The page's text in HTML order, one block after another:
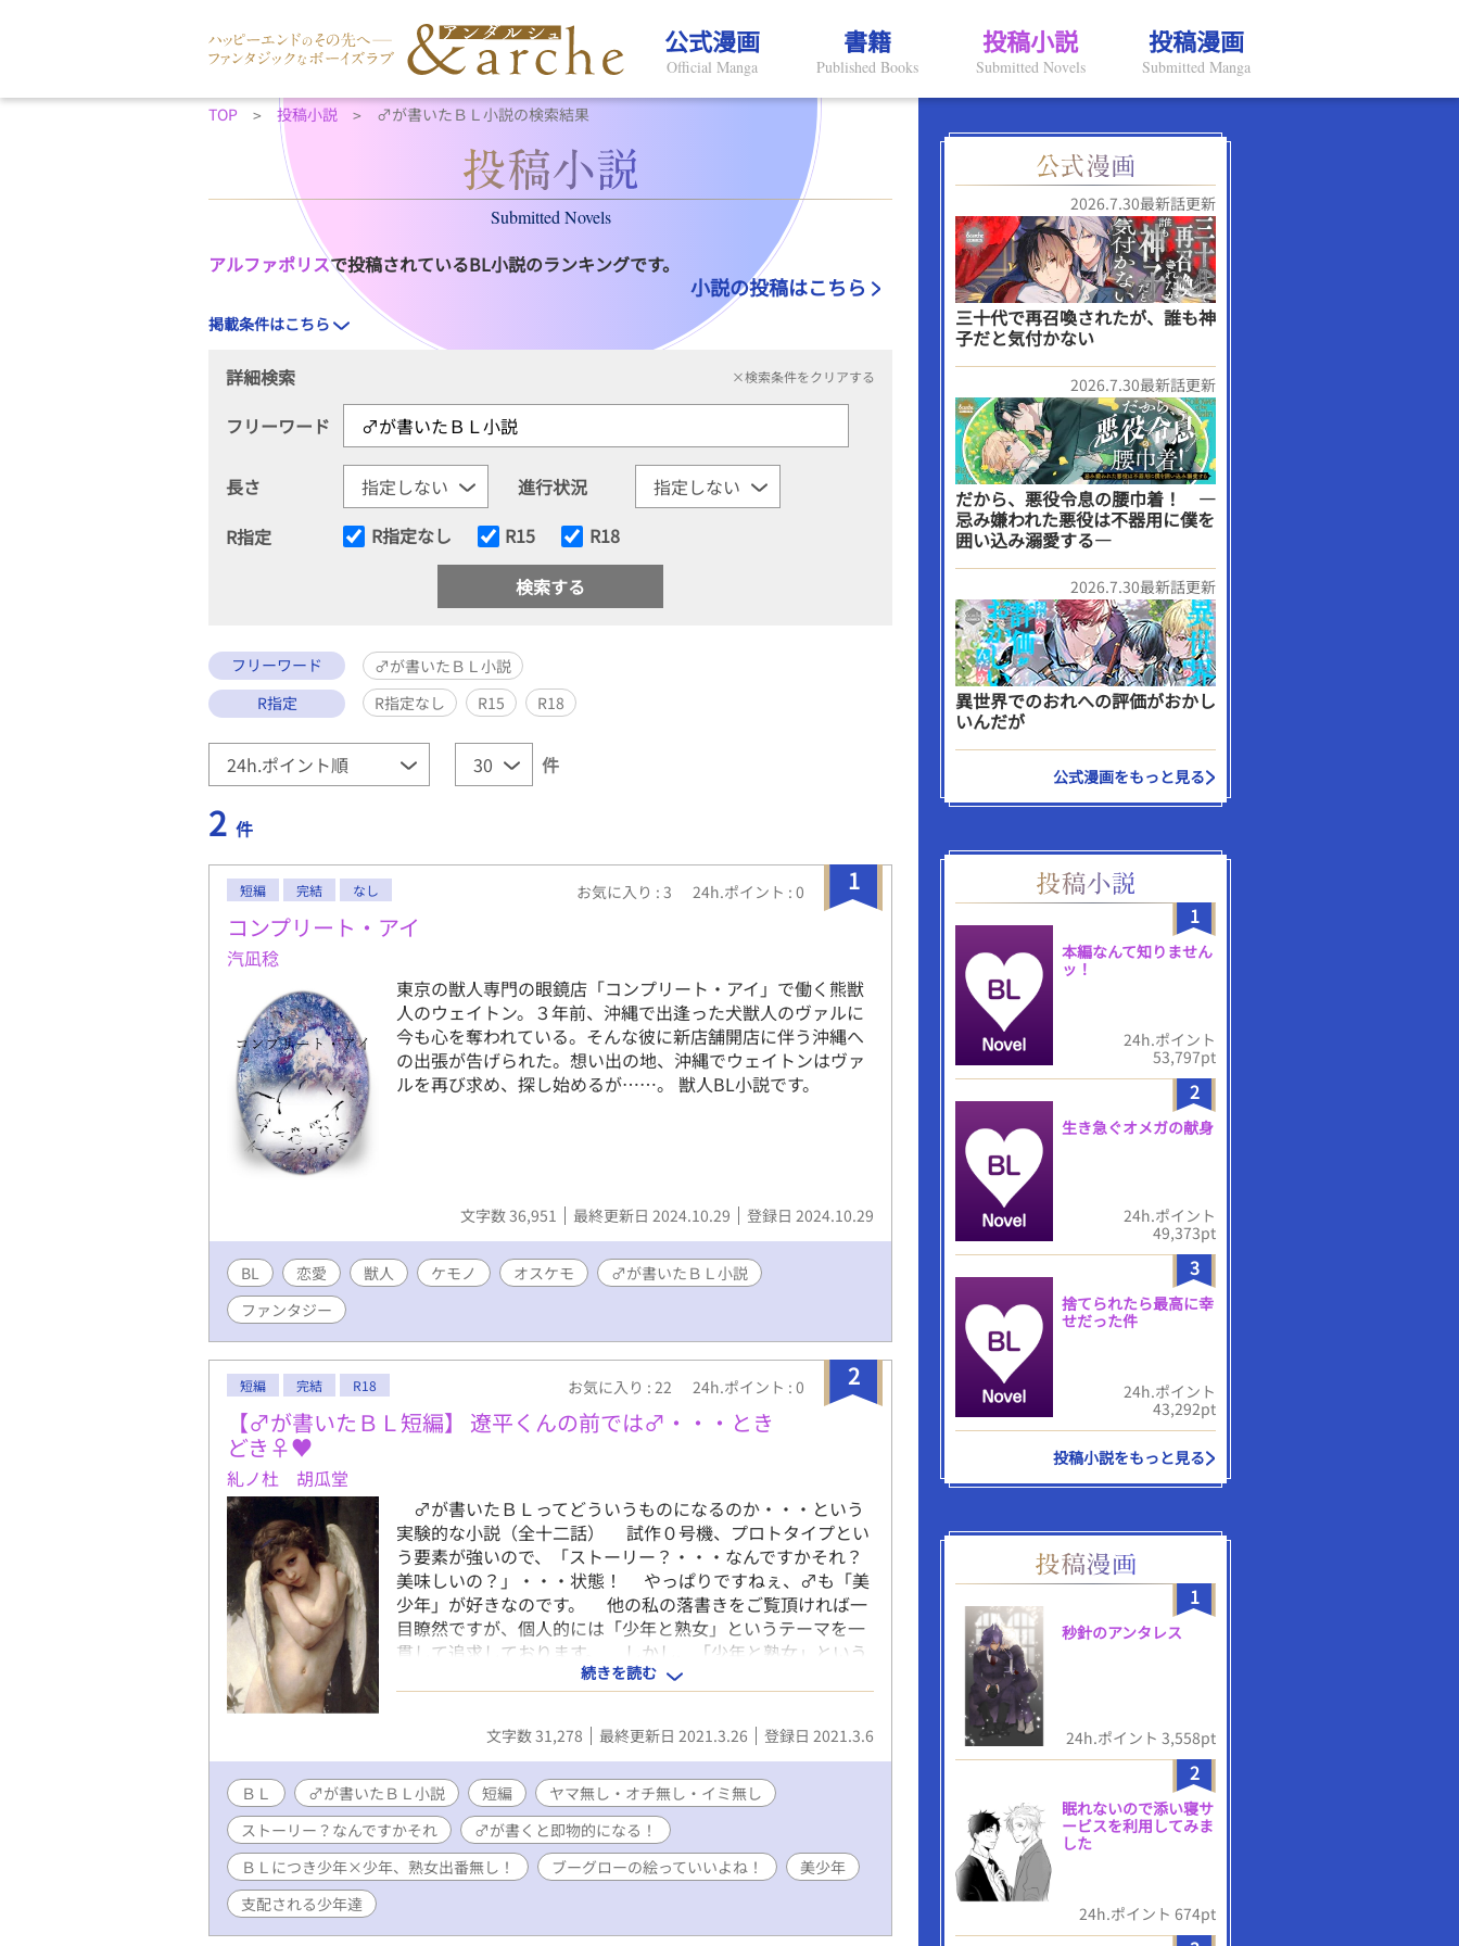
公式漫画
Official Manga
書籍
Published Books
投稿小説
Submitted Novels
投稿漫画
Submitted Manga
TOP 投稿小説 ♂が書いたＢＬ小説の検索結果
Submitted Novels
アルファポリスで投稿されているBL小説のランキングです。
小説の投稿はこちら
掲載条件はこちら
詳細検索 ×検索条件をクリアする
フリーワード
長さ
進行状況
R指定
R指定なし R15 R18
フリーワード
♂が書いたＢＬ小説
R指定
R指定なし R15 R18
件
2 件
1
短編 完結 なし お気に入り : 3 24h.ポイント : 0
コンプリート・アイ
汽凪稔
東京の獣人専門の眼鏡店「コンプリート・アイ」で働く熊獣
人のウェイトン。３年前、沖縄で出逢った犬獣人のヴァルに
今も心を奪われている。そんな彼に新店舗開店に伴う沖縄へ
の出張が告げられた。想い出の地、沖縄でウェイトンはヴァ
ルを再び求め、探し始めるが……。 獣人BL小説です。
文字数 36,951 最終更新日 2024.10.29 登録日 2024.10.29
BL 恋愛 獣人 ケモノ オスケモ
♂が書いたＢＬ小説
ファンタジー
2
短編 完結 R18 お気に入り : 22 24h.ポイント : 0
【♂が書いたＢＬ短編】 遼平くんの前では♂・・・とき
どき♀♥
糺ノ杜 胡瓜堂
♂が書いたＢＬってどういうものになるのか・・・という
実験的な小説（全十二話） 試作０号機、プロトタイプとい
う要素が強いので、「ストーリー？・・・なんですかそれ？
美味しいの？」・・・状態！ やっぱりですねぇ、♂も「美
少年」が好きなのです。 他の私の落書きをご覧頂ければ一
目瞭然ですが、個人的には「少年と熟女」というテーマを一
貫して追求しております。 しかし、「少年と熟女」という
のは、実は半分「少年趣味」を内包しているテーマとも言え
ます。 また、流行り（？）の「男の娘」というのも、実は
少年フェチのバリエーションと言えば言えなくもない気がし
ます・・・・。 ・・・・そんなワケで「ＢＬ」というジャ
ことに気が付きました！ ♂が書くＢＬというのは、イロイ
ロと「即物的」になってしまうのです！ ＢＬ小説独特の
「耽美感」が希薄なのです！ これは、♂の特性であり、あ
る意味仕方のない部分でもある気がします、なんと言っても
ンやんけ！） ※このあたりは、「燃えよドラゴンズ」「ひ
続きを読む
文字数 31,278 最終更新日 2021.3.26 登録日 2021.3.6
ＢＬ ♂が書いたＢＬ小説 短編
ヤマ無し・オチ無し・イミ無し
ストーリー？なんですかそれ
♂が書くと即物的になる！
ＢＬにつき少年×少年、熟女出番無し！
ブーグローの絵っていいよね！
美少年
支配される少年達
2026.7.30最新話更新
三十代で再召喚されたが、誰も神
子だと気付かない
2026.7.30最新話更新
だから、悪役令息の腰巾着！ ―
忌み嫌われた悪役は不器用に僕を
囲い込み溺愛する―
2026.7.30最新話更新
異世界でのおれへの評価がおかし
いんだが
公式漫画をもっと見る
1
本編なんて知りません
ッ！
24h.ポイント
53,797pt
2
生き急ぐオメガの献身
24h.ポイント
49,373pt
3
捨てられたら最高に幸
せだった件
24h.ポイント
43,292pt
投稿小説をもっと見る
1
秒針のアンタレス
24h.ポイント 3,558pt
2
眠れないので添い寝サ
ービスを利用してみま
した
24h.ポイント 674pt